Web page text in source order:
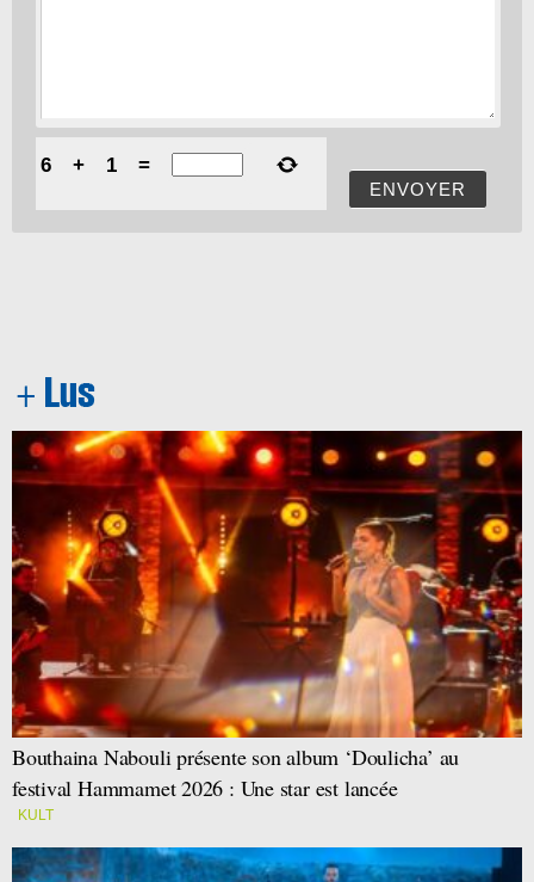
ENVOYER
6 + 1 =
Bouthaina Nabouli présente son album ‘Doulicha’ au
festival Hammamet 2026 : Une star est lancée
KULT